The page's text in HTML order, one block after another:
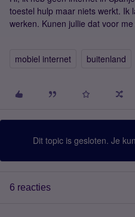
toestel hulp maar niets werkt. Ik
werken. Kunen jullie dat voor
mobiel internet buitenland
Dit topic is gesloten. Je
6 reacties